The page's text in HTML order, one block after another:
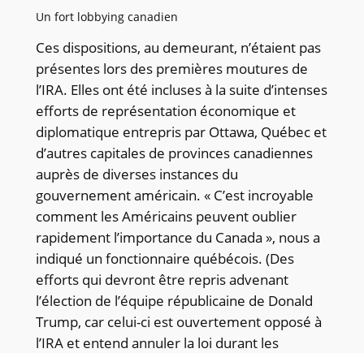
Un fort lobbying canadien
Ces dispositions, au demeurant, n’étaient pas
présentes lors des premières moutures de
l’IRA. Elles ont été incluses à la suite d’intenses
efforts de représentation économique et
diplomatique entrepris par Ottawa, Québec et
d’autres capitales de provinces canadiennes
auprès de diverses instances du
gouvernement américain. « C’est incroyable
comment les Américains peuvent oublier
rapidement l’importance du Canada », nous a
indiqué un fonctionnaire québécois. (Des
efforts qui devront être repris advenant
l’élection de l’équipe républicaine de Donald
Trump, car celui-ci est ouvertement opposé à
l’IRA et entend annuler la loi durant les